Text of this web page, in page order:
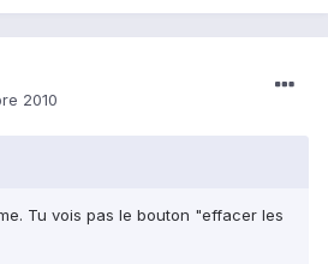
2010
Tu vois pas le bouton "effacer les